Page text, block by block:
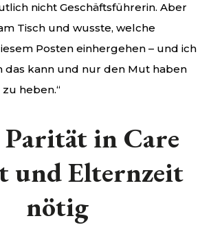
nicht Geschäftsführerin. Aber
Tisch und wusste, welche
Posten einhergehen – und ich
das kann und nur den Mut haben
heben.“
in Care
und Elternzeit
nötig